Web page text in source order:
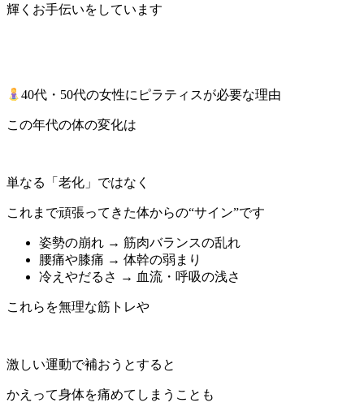
輝くお手伝いをしています
40代・50代の女性にピラティスが必要な理由
この年代の体の変化は
単なる「老化」ではなく
これまで頑張ってきた体からの“サイン”です
姿勢の崩れ → 筋肉バランスの乱れ
腰痛や膝痛 → 体幹の弱まり
冷えやだるさ → 血流・呼吸の浅さ
これらを無理な筋トレや
激しい運動で補おうとすると
かえって身体を痛めてしまうことも